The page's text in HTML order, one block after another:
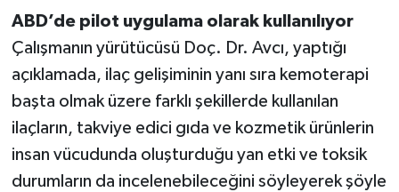
ABD’de pilot uygulama olarak kullanılıyor
Çalışmanın yürütücüsü Doç. Dr. Avcı, yaptığı
açıklamada, ilaç gelişiminin yanı sıra kemoterapi
başta olmak üzere farklı şekillerde kullanılan
ilaçların, takviye edici gıda ve kozmetik ürünlerin
insan vücudunda oluşturduğu yan etki ve toksik
durumların da incelenebileceğini söyleyerek şöyle